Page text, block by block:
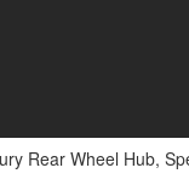
Rear Wheel Hub,